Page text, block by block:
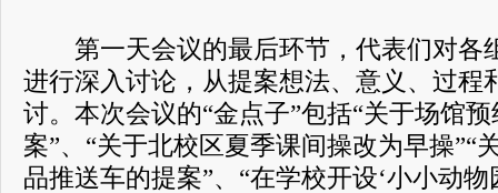
第一天会议的最后环节，代表们对各
进行深入讨论，从提案想法、意义、过程
讨。本次会议的“金点子”包括“关于场馆
案”、“关于北校区夏季课间操改为早操”“
品推送车的提案”、“在学校开设‘小小动